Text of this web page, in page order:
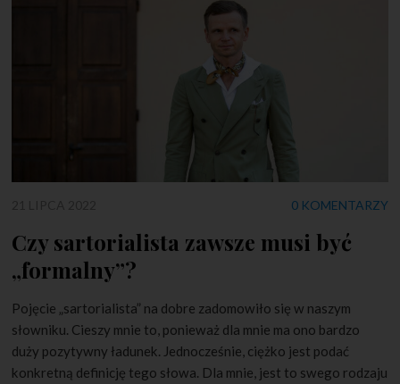
0 KOMENTARZY
Czy sartorialista zawsze musi być
„formalny”?
Pojęcie „sartorialista” na dobre zadomowiło się w naszym
słowniku. Cieszy mnie to, ponieważ dla mnie ma ono bardzo
duży pozytywny ładunek. Jednocześnie, ciężko jest podać
konkretną definicję tego słowa. Dla mnie, jest to swego rodzaju